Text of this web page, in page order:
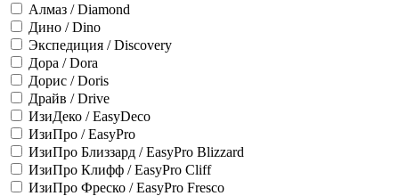
Алмаз / Diamond
Дино / Dino
Экспедиция / Discovery
Дора / Dora
Дорис / Doris
Драйв / Drive
ИзиДеко / EasyDeco
ИзиПро / EasyPro
ИзиПро Близзард / EasyPro Blizzard
ИзиПро Клифф / EasyPro Cliff
ИзиПро Фреско / EasyPro Fresco